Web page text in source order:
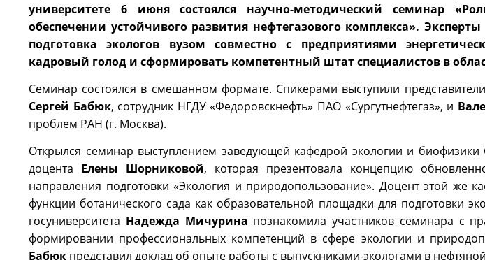
университете 6 июня состоялся научно-методический семинар
обеспечении устойчивого развития нефтегазового комплекса».
подготовка экологов вузом совместно с предприятиями
кадровый голод и сформировать компетентный штат специалистов в
Семинар состоялся в смешанном формате. Спикерами выступили
Сергей Бабюк, сотрудник НГДУ «Федоровскнефть» ПАО «Сургутнефтегаз», и
проблем РАН (г. Москва).
Открылся семинар выступлением заведующей кафедрой экологии и биофизики
доцента Елены Шорниковой, которая презентовала концепцию
направления подготовки «Экология и природопользование». Доцент этой же
функции ботанического сада как образовательной площадки для подготовки
госуниверситета Надежда Мичурина познакомила участников семинара с
формировании профессиональных компетенций в сфере экологии и
Бабюк представил доклад об опыте работы с выпускниками-экологами в